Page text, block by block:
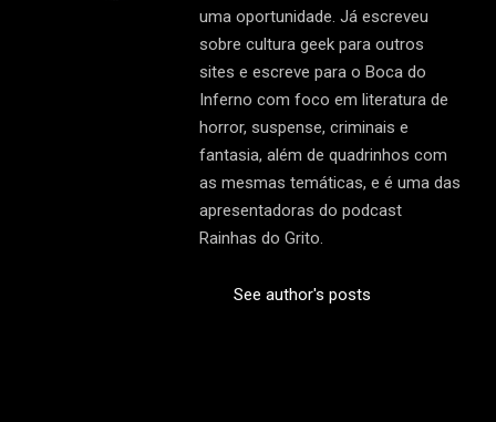
uma oportunidade. Já escreveu
sobre cultura geek para outros
sites e escreve para o Boca do
Inferno com foco em literatura de
horror, suspense, criminais e
fantasia, além de quadrinhos com
as mesmas temáticas, e é uma das
apresentadoras do podcast
Rainhas do Grito.
See author's posts